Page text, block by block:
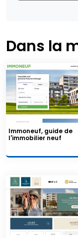
Dans la
Immoneuf, guide de
l'immobilier neuf